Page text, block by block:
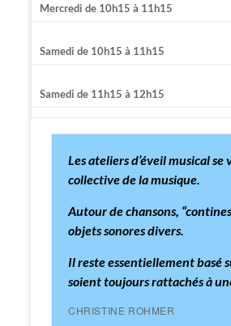
Mercredi de 10h15 à 11h15
Samedi de 10h15 à 11h15
Samedi de 11h15 à 12h15
Les ateliers d’éveil musical
collective de la musique.
Autour de chansons,
objets sonores divers.
Il reste essentiellement basé
soient toujours rattachés à
CHRISTINE ROHMER